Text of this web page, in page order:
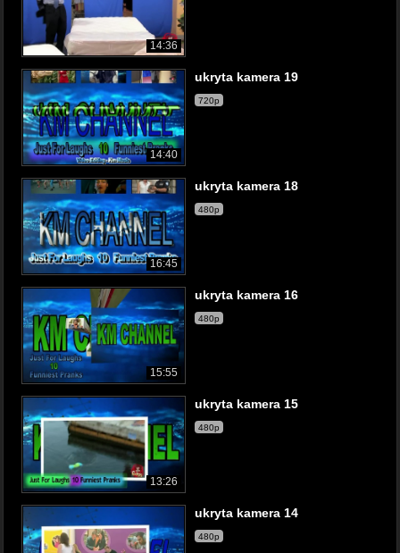
14:36
14:40
ukryta kamera 19
720p
16:45
ukryta kamera 18
480p
15:55
ukryta kamera 16
480p
13:26
ukryta kamera 15
480p
ukryta kamera 14
480p